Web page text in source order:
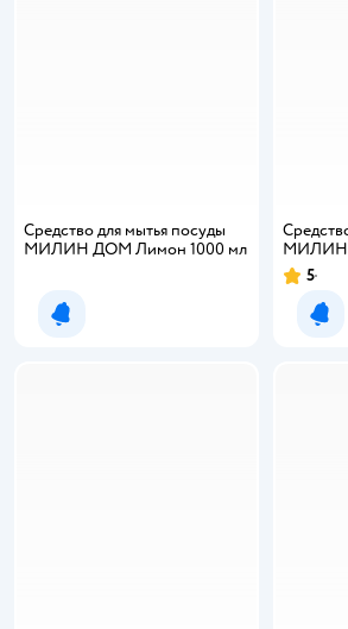
Средство для мытья посуды
МИЛИН ДОМ Лимон 1000 мл
Уведомить о появлении
МИЛИН
Рейтинг:
5